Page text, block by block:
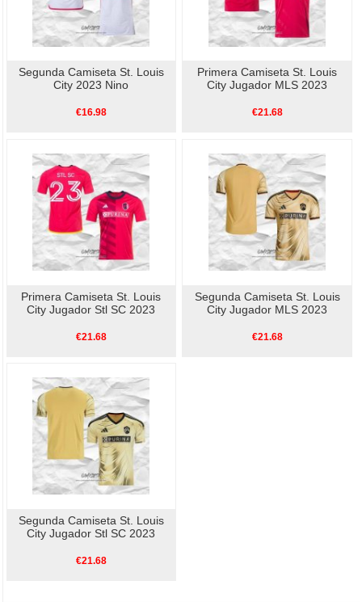
Segunda Camiseta St. Louis
City 2023 Nino
€16.98
Primera Camiseta St. Louis
City Jugador MLS 2023
€21.68
Primera Camiseta St. Louis
City Jugador Stl SC 2023
€21.68
Segunda Camiseta St. Louis
City Jugador MLS 2023
€21.68
Segunda Camiseta St. Louis
City Jugador Stl SC 2023
€21.68